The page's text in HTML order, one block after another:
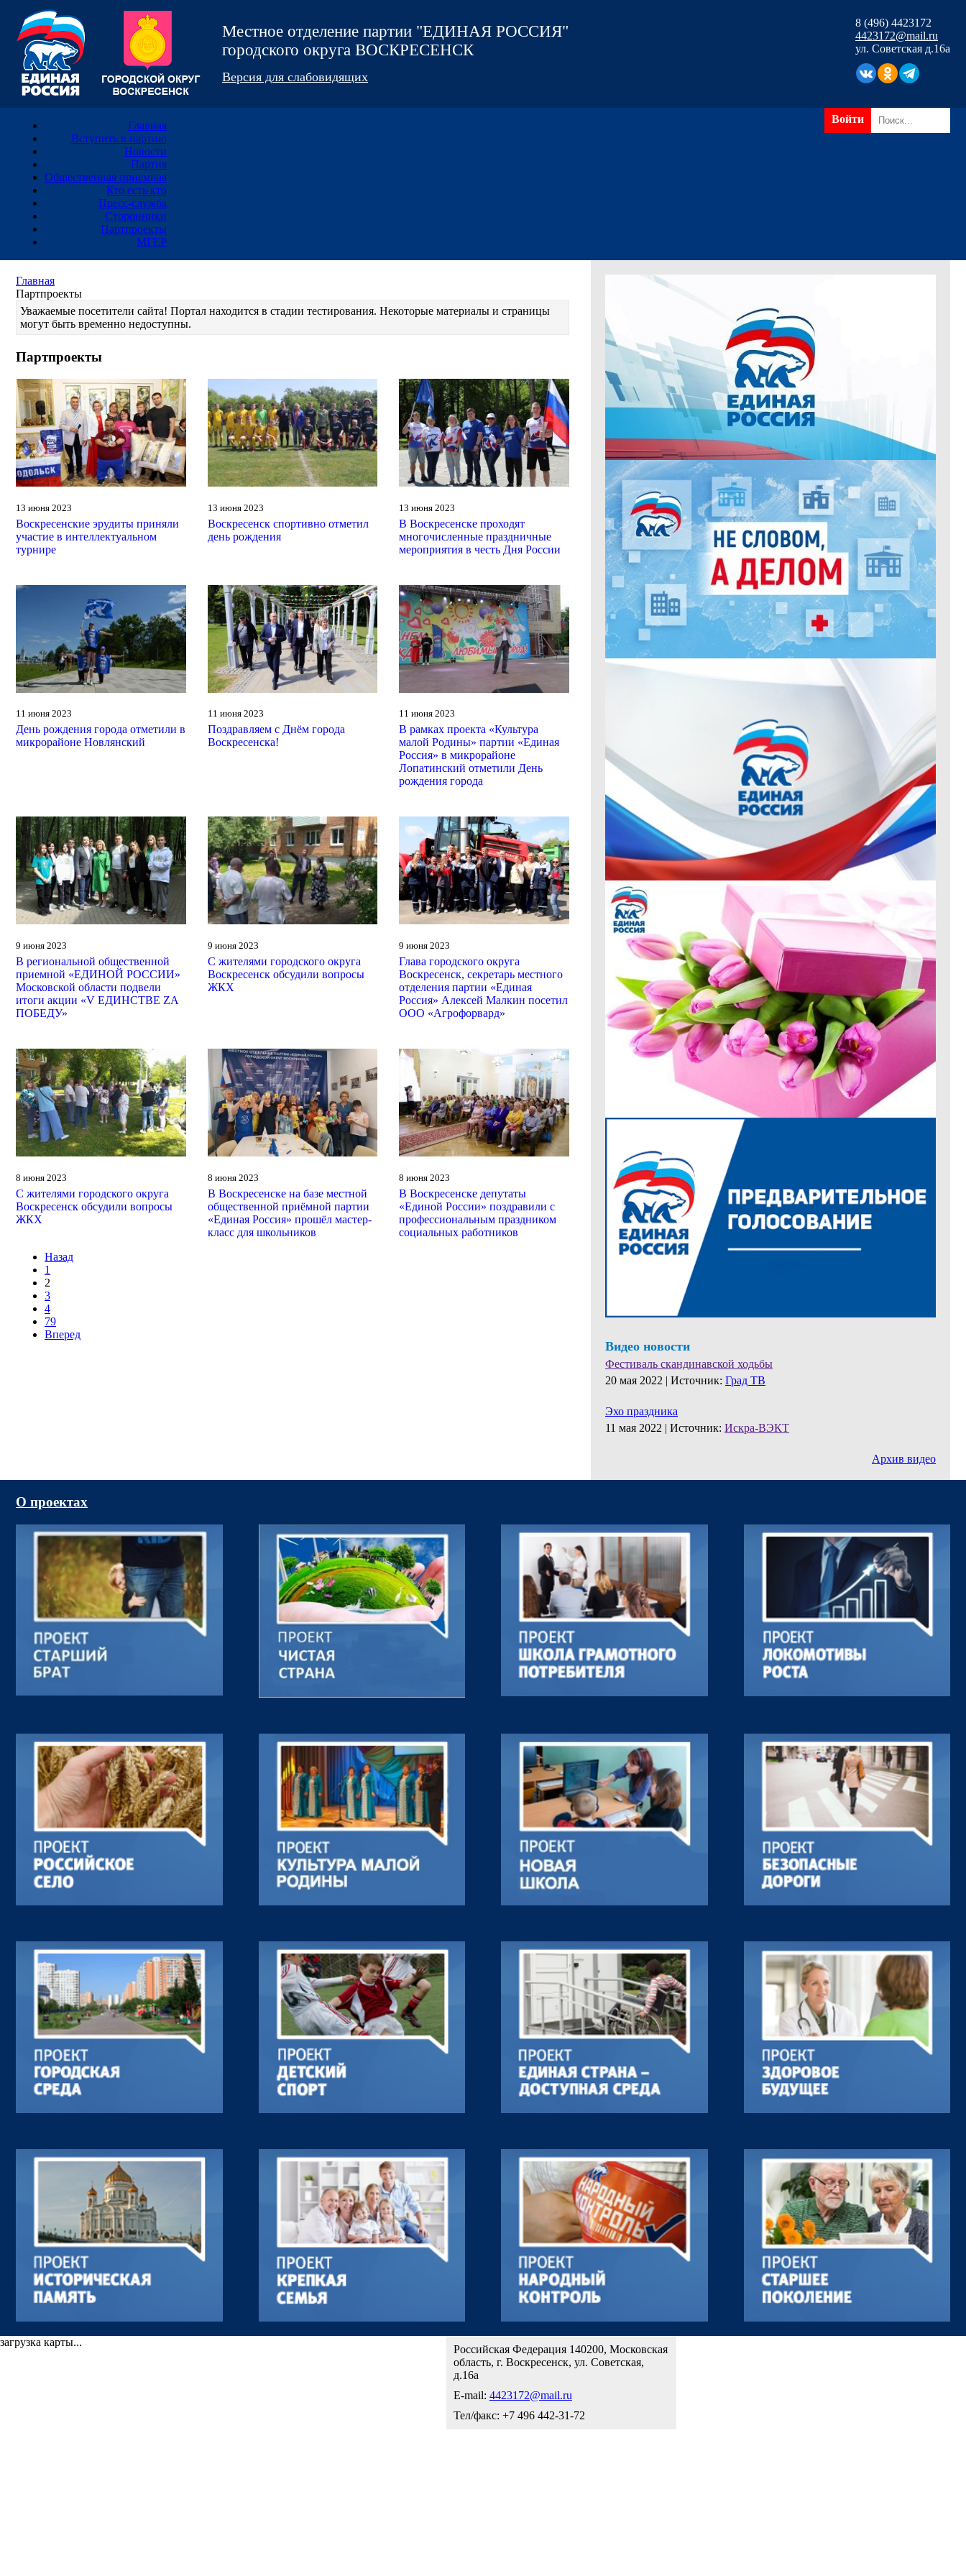
Местное отделение партии "ЕДИНАЯ РОССИЯ"
городского округа ВОСКРЕСЕНСК
Версия для слабовидящих
8 (496) 4423172
4423172@mail.ru
ул. Советская д.16а
Главная
Вступить в партию
Новости
Партия
Общественная приемная
Кто есть кто
Пресс-служба
Сторонники
Партпроекты
МГЕР
Войти
Главная
Партпроекты
Уважаемые посетители сайта! Портал находится в стадии тестирования. Некоторые материалы и страницы
могут быть временно недоступны.
Партпроекты
13 июня 2023
Воскресенские эрудиты приняли
участие в интеллектуальном
турнире
13 июня 2023
Воскресенск спортивно отметил
день рождения
13 июня 2023
В Воскресенске проходят
многочисленные праздничные
мероприятия в честь Дня России
11 июня 2023
День рождения города отметили в
микрорайоне Новлянский
11 июня 2023
Поздравляем с Днём города
Воскресенска!
11 июня 2023
В рамках проекта «Культура
малой Родины» партии «Единая
Россия» в микрорайоне
Лопатинский отметили День
рождения города
9 июня 2023
В региональной общественной
приемной «ЕДИНОЙ РОССИИ»
Московской области подвели
итоги акции «V ЕДИНСТВЕ ZА
ПОБЕДУ»
9 июня 2023
С жителями городского округа
Воскресенск обсудили вопросы
ЖКХ
9 июня 2023
Глава городского округа
Воскресенск, секретарь местного
отделения партии «Единая
Россия» Алексей Малкин посетил
ООО «Агрофорвард»
8 июня 2023
С жителями городского округа
Воскресенск обсудили вопросы
ЖКХ
8 июня 2023
В Воскресенске на базе местной
общественной приёмной партии
«Единая Россия» прошёл мастер-
класс для школьников
8 июня 2023
В Воскресенске депутаты
«Единой России» поздравили с
профессиональным праздником
социальных работников
Назад
1
2
3
4
79
Вперед
Видео новости
Фестиваль скандинавской ходьбы
20 мая 2022 | Источник: Град ТВ
Эхо праздника
11 мая 2022 | Источник: Искра-ВЭКТ
Архив видео
О проектах
Российская Федерация 140200, Московская
область, г. Воскресенск, ул. Советская,
д.16а
E-mail: 4423172@mail.ru
Тел/факс: +7 496 442-31-72
загрузка карты...